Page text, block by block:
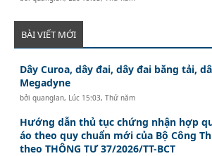
BÀI VIẾT MỚI
Dây Curoa, dây đai, dây đai băng tải,
Megadyne
bởiquanglan, Lúc 15:03, Thứ năm
Hướng dẫn thủ tục chứng nhận hợp
áo theo quy chuẩn mới của Bộ Công
theo THÔNG TƯ 37/2026/TT-BCT